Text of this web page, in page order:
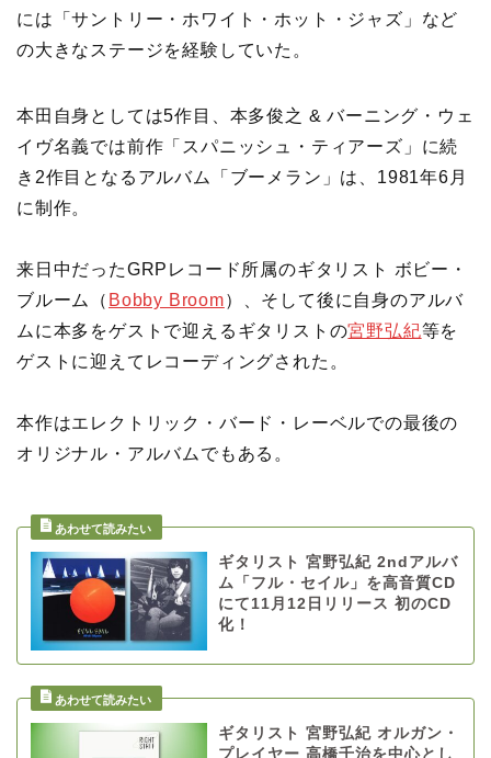
には「サントリー・ホワイト・ホット・ジャズ」など
の大きなステージを経験していた。
本田自身としては5作目、本多俊之 & バーニング・ウェ
イヴ名義では前作「スパニッシュ・ティアーズ」に続
き2作目となるアルバム「ブーメラン」は、1981年6月
に制作。
来日中だったGRPレコード所属のギタリスト ボビー・
ブルーム（ Bobby Broom）、そして後に自身のアルバ
ムに本多をゲストで迎えるギタリストの宮野弘紀等を
ゲストに迎えてレコーディングされた。
本作はエレクトリック・バード・レーベルでの最後の
オリジナル・アルバムでもある。
ギタリスト 宮野弘紀 2ndアルバ
ム「フル・セイル」を高音質CD
にて11月12日リリース 初のCD
化！
ギタリスト 宮野弘紀 オルガン・
プレイヤー 高橋千治を中心とし